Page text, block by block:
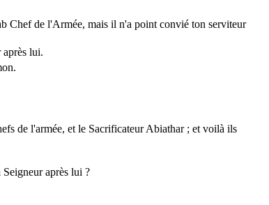
Chef de l'Armée, mais il n'a point convié ton serviteur
lui.
de l'armée, et le Sacrificateur Abiathar ; et voilà ils
après lui ?